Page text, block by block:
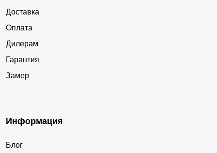
Доставка
Оплата
Дилерам
Гарантия
Замер
Информация
Блог